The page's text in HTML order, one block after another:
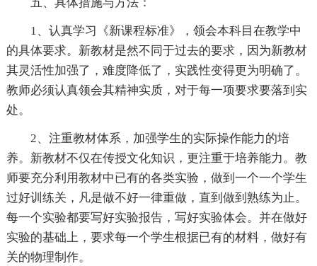
1、认真学习《新课程标准》，领会本科目在教学中
的具体要求。新教材是然不同于过去的要求，因为新教材
其灵活性加强了，难度降低了，实践性变得更为明确了。
教师必须认真领会其精神实质，对于每一项要求要落到实
处。
2、注重教材体系，加强学生的实际操作能力的培
养。新教材不仅在传授文化知识，更注重于培养能力。教
师要充分利用教材中已有的各类实验，做到一个一个学生
过好训练关，凡是做不好一律重做，直到做到熟练为止。
每一个实验都要写好实验报告，写好实验体会。并在做好
实验的基础上，要求每一个学生根据已有的材料，做好有
关的物理制作。